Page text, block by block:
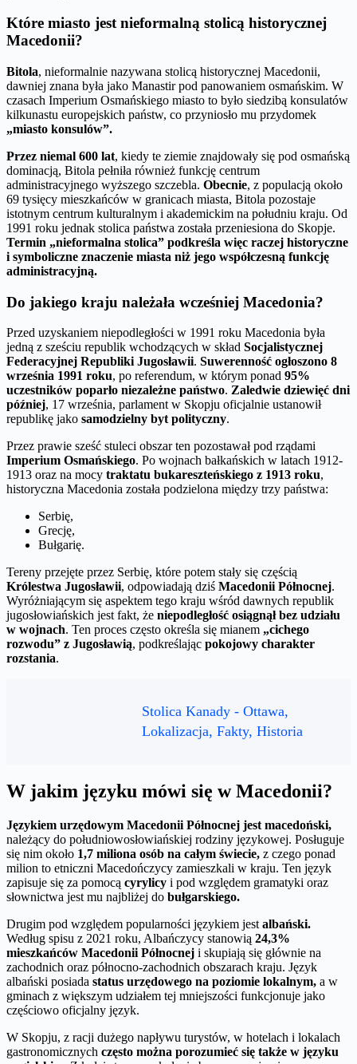
Które miasto jest nieformalną stolicą historycznej
Macedonii?
Bitola, nieformalnie nazywana stolicą historycznej Macedonii,
dawniej znana była jako Manastir pod panowaniem osmańskim. W
czasach Imperium Osmańskiego miasto to było siedzibą konsulatów
kilkunastu europejskich państw, co przyniosło mu przydomek
„miasto konsulów”.
Przez niemal 600 lat, kiedy te ziemie znajdowały się pod osmańską
dominacją, Bitola pełniła również funkcję centrum
administracyjnego wyższego szczebla. Obecnie, z populacją około
69 tysięcy mieszkańców w granicach miasta, Bitola pozostaje
istotnym centrum kulturalnym i akademickim na południu kraju. Od
1991 roku jednak stolica państwa została przeniesiona do Skopje.
Termin „nieformalna stolica” podkreśla więc raczej historyczne
i symboliczne znaczenie miasta niż jego współczesną funkcję
administracyjną.
Do jakiego kraju należała wcześniej Macedonia?
Przed uzyskaniem niepodległości w 1991 roku Macedonia była
jedną z sześciu republik wchodzących w skład Socjalistycznej
Federacyjnej Republiki Jugosławii. Suwerenność ogłoszono 8
września 1991 roku, po referendum, w którym ponad 95%
uczestników poparło niezależne państwo. Zaledwie dziewięć dni
później, 17 września, parlament w Skopju oficjalnie ustanowił
republikę jako samodzielny byt polityczny.
Przez prawie sześć stuleci obszar ten pozostawał pod rządami
Imperium Osmańskiego. Po wojnach bałkańskich w latach 1912-
1913 oraz na mocy traktatu bukareszteńskiego z 1913 roku,
historyczna Macedonia została podzielona między trzy państwa:
Serbię,
Grecję,
Bułgarię.
Tereny przejęte przez Serbię, które potem stały się częścią
Królestwa Jugosławii, odpowiadają dziś Macedonii Północnej.
Wyróżniającym się aspektem tego kraju wśród dawnych republik
jugosłowiańskich jest fakt, że niepodległość osiągnął bez udziału
w wojnach. Ten proces często określa się mianem „cichego
rozwodu” z Jugosławią, podkreślając pokojowy charakter
rozstania.
Stolica Kanady - Ottawa,
Lokalizacja, Fakty, Historia
W jakim języku mówi się w Macedonii?
Językiem urzędowym Macedonii Północnej jest macedoński,
należący do południowosłowiańskiej rodziny językowej. Posługuje
się nim około 1,7 miliona osób na całym świecie, z czego ponad
milion to etniczni Macedończycy zamieszkali w kraju. Ten język
zapisuje się za pomocą cyrylicy i pod względem gramatyki oraz
słownictwa jest mu najbliżej do bułgarskiego.
Drugim pod względem popularności językiem jest albański.
Według spisu z 2021 roku, Albańczycy stanowią 24,3%
mieszkańców Macedonii Północnej i skupiają się głównie na
zachodnich oraz północno-zachodnich obszarach kraju. Język
albański posiada status urzędowego na poziomie lokalnym, a w
gminach z większym udziałem tej mniejszości funkcjonuje jako
częściowo oficjalny język.
W Skopju, z racji dużego napływu turystów, w hotelach i lokalach
gastronomicznych często można porozumieć się także w języku